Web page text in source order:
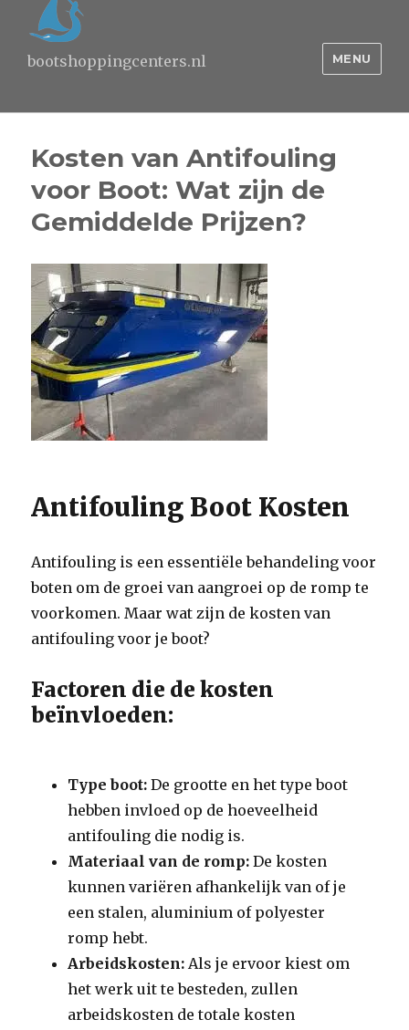
bootshoppingcenters.nl MENU
Kosten van Antifouling
voor Boot: Wat zijn de
Gemiddelde Prijzen?
Antifouling Boot Kosten
Antifouling is een essentiële behandeling voor
boten om de groei van aangroei op de romp te
voorkomen. Maar wat zijn de kosten van
antifouling voor je boot?
Factoren die de kosten
beïnvloeden:
Type boot: De grootte en het type boot
hebben invloed op de hoeveelheid
antifouling die nodig is.
Materiaal van de romp: De kosten
kunnen variëren afhankelijk van of je
een stalen, aluminium of polyester
romp hebt.
Arbeidskosten: Als je ervoor kiest om
het werk uit te besteden, zullen
arbeidskosten de totale kosten